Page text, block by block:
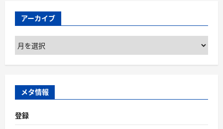
アーカイブ
ア
ー
カ
ブ
メタ情報
登録